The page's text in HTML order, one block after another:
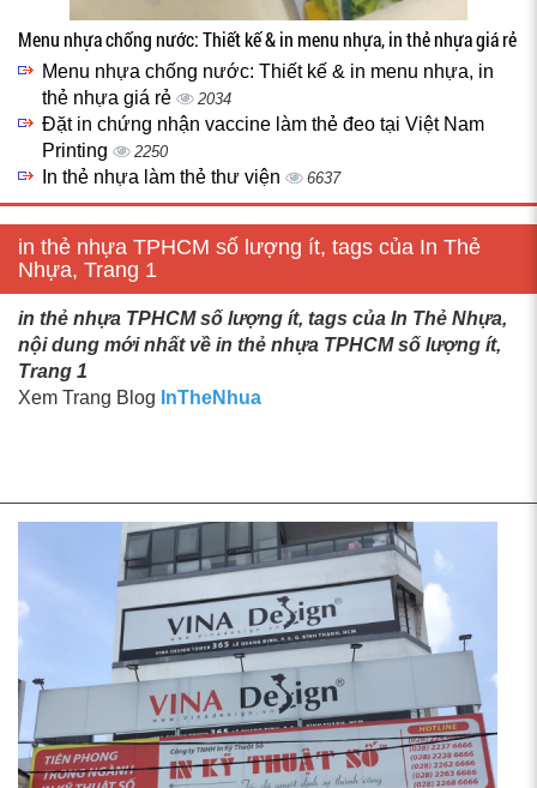
Menu nhựa chống nước: Thiết kế & in menu nhựa, in thẻ nhựa giá rẻ
Menu nhựa chống nước: Thiết kế & in menu nhựa, in
thẻ nhựa giá rẻ
2034
Đặt in chứng nhận vaccine làm thẻ đeo tại Việt Nam
Printing
2250
In thẻ nhựa làm thẻ thư viện 6637
in thẻ nhựa TPHCM số lượng ít, tags của In Thẻ
Nhựa, Trang 1
in thẻ nhựa TPHCM số lượng ít, tags của In Thẻ Nhựa,
nội dung mới nhất về in thẻ nhựa TPHCM số lượng ít,
Trang 1
Xem Trang Blog InTheNhua